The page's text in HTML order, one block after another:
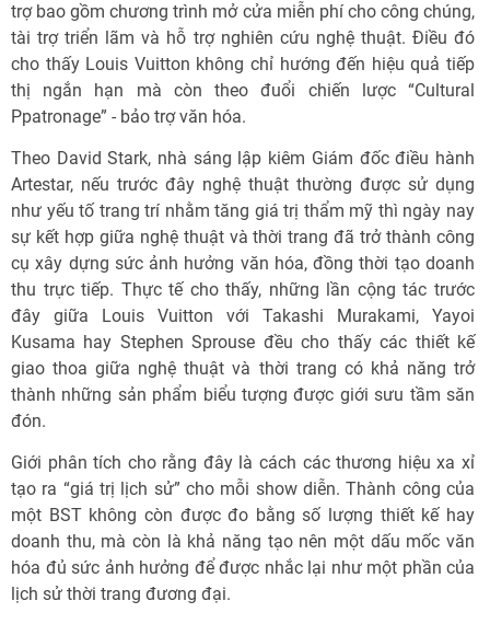
trợ bao gồm chương trình mở cửa miễn phí cho công chúng,
tài trợ triển lãm và hỗ trợ nghiên cứu nghệ thuật. Điều đó
cho thấy Louis Vuitton không chỉ hướng đến hiệu quả tiếp
thị ngắn hạn mà còn theo đuổi chiến lược “Cultural
Ppatronage” - bảo trợ văn hóa.
Theo David Stark, nhà sáng lập kiêm Giám đốc điều hành
Artestar, nếu trước đây nghệ thuật thường được sử dụng
như yếu tố trang trí nhằm tăng giá trị thẩm mỹ thì ngày nay
sự kết hợp giữa nghệ thuật và thời trang đã trở thành công
cụ xây dựng sức ảnh hưởng văn hóa, đồng thời tạo doanh
thu trực tiếp. Thực tế cho thấy, những lần cộng tác trước
đây giữa Louis Vuitton với Takashi Murakami, Yayoi
Kusama hay Stephen Sprouse đều cho thấy các thiết kế
giao thoa giữa nghệ thuật và thời trang có khả năng trở
thành những sản phẩm biểu tượng được giới sưu tầm săn
đón.
Giới phân tích cho rằng đây là cách các thương hiệu xa xỉ
tạo ra “giá trị lịch sử” cho mỗi show diễn. Thành công của
một BST không còn được đo bằng số lượng thiết kế hay
doanh thu, mà còn là khả năng tạo nên một dấu mốc văn
hóa đủ sức ảnh hưởng để được nhắc lại như một phần của
lịch sử thời trang đương đại.